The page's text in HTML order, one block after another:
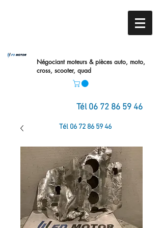
Négociant moteurs & pièces auto, moto,
cross, scooter, quad
Tél 06 72 86 59 46
Tél 06 72 86 59 46